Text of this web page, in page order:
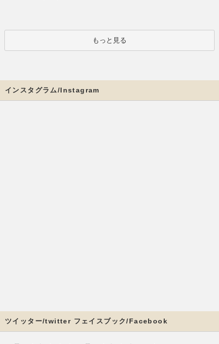
もっと見る
インスタグラム/Instagram
ツイッター/twitter フェイスブック/Facebook